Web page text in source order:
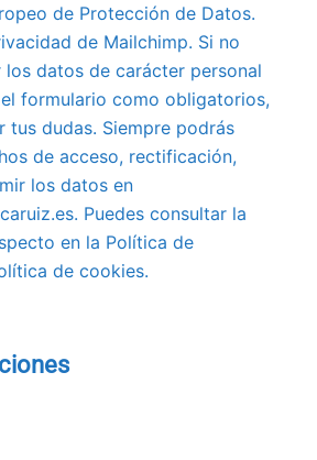
de Protección de Datos.
de Mailchimp. Si no
datos de carácter personal
formulario como obligatorios,
tus dudas. Siempre podrás
de acceso, rectificación,
los datos en
Puedes consultar la
en la Política de
de cookies.